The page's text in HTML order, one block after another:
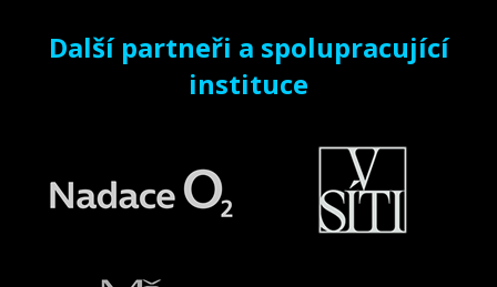
Další partneři a spolupracující
instituce